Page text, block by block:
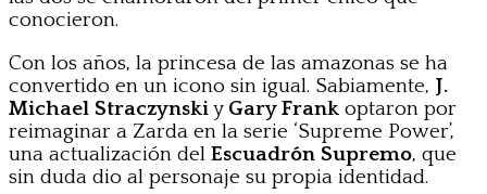
conocieron.
Con los años, la princesa de las amazonas se ha
convertido en un icono sin igual. Sabiamente, J.
Michael Straczynskiy Gary Frank optaron por
reimaginar a Zarda en la serie ‘Supreme Power’,
una actualización del Escuadrón Supremo, que
sin duda dio al personaje su propia identidad.